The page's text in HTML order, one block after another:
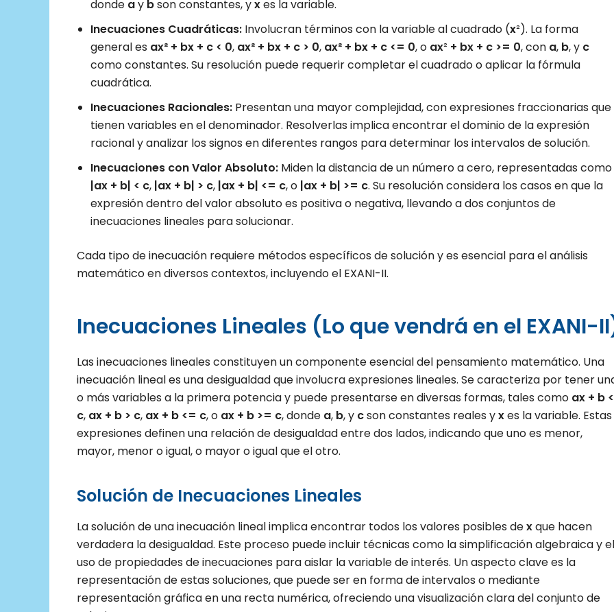
donde ay bson constantes, yxes la variable.
Inecuaciones Cuadráticas: Involucran términos con la variable al cuadrado (x²). La forma
general es ax² + bx + c < 0, ax² + bx + c > 0, ax² + bx + c <= 0, o ax² + bx + c >= 0, con a, b, y c
como constantes. Su resolución puede requerir completar el cuadrado o aplicar la fórmula
cuadrática.
Inecuaciones Racionales: Presentan una mayor complejidad, con expresiones fraccionarias que
tienen variables en el denominador. Resolverlas implica encontrar el dominio de la expresión
racional y analizar los signos en diferentes rangos para determinar los intervalos de solución.
Inecuaciones con Valor Absoluto: Miden la distancia de un número a cero, representadas como
|ax + b| < c, |ax + b| > c, |ax + b| <= c, o |ax + b| >= c. Su resolución considera los casos en que la
expresión dentro del valor absoluto es positiva o negativa, llevando a dos conjuntos de
inecuaciones lineales para solucionar.
Cada tipo de inecuación requiere métodos específicos de solución y es esencial para el análisis
matemático en diversos contextos, incluyendo el EXANI-II.
Inecuaciones Lineales (Lo que vendrá en el EXANI-
Las inecuaciones lineales constituyen un componente esencial del pensamiento matemático. Una
inecuación lineal es una desigualdad que involucra expresiones lineales. Se caracteriza por tener
o más variables a la primera potencia y puede presentarse en diversas formas, tales como ax + b <
c, ax + b > c, ax + b <= c, o ax + b >= c, donde a, b, y cson constantes reales yxes la variable. Estas
expresiones definen una relación de desigualdad entre dos lados, indicando que uno es menor,
mayor, menor o igual, o mayor o igual que el otro.
Solución de Inecuaciones Lineales
La solución de una inecuación lineal implica encontrar todos los valores posibles dexque hacen
verdadera la desigualdad. Este proceso puede incluir técnicas como la simplificación algebraica y el
uso de propiedades de inecuaciones para aislar la variable de interés. Un aspecto clave es la
representación de estas soluciones, que puede ser en forma de intervalos o mediante
representación gráfica en una recta numérica, ofreciendo una visualización clara del conjunto de